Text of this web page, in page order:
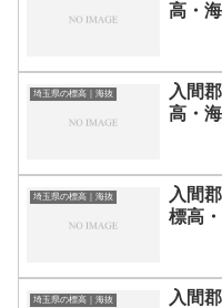
高・
埼玉県の標高｜海抜
入間
高・
埼玉県の標高｜海抜
入間
標高
埼玉県の標高｜海抜
入間